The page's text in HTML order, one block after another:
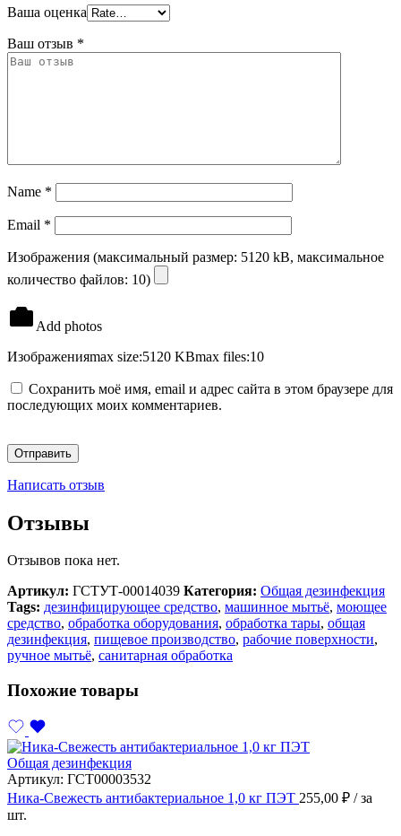
Ваша оценка
Ваш отзыв *
Name *
Email *
Изображения (максимальный размер: 5120 kB, максимальное
количество файлов: 10)
Add photos
Изображенияmax size:5120 KBmax files:10
Сохранить моё имя, email и адрес сайта в этом браузере для
последующих моих комментариев.
Написать отзыв
Отзывы
Отзывов пока нет.
Артикул: ГСТУТ-00014039 Категория: Общая дезинфекция
Tags: дезинфицирующее средство, машинное мытьё, моющее
средство, обработка оборудования, обработка тары, общая
дезинфекция, пищевое производство, рабочие поверхности,
ручное мытьё, санитарная обработка
Похожие товары
Общая дезинфекция
Артикул: ГСТ00003532
Ника-Свежесть антибактериальное 1,0 кг ПЭТ 255,00 ₽ / за
шт.